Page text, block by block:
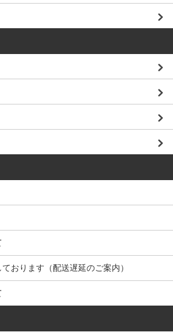
おります（配送遅延のご案内）